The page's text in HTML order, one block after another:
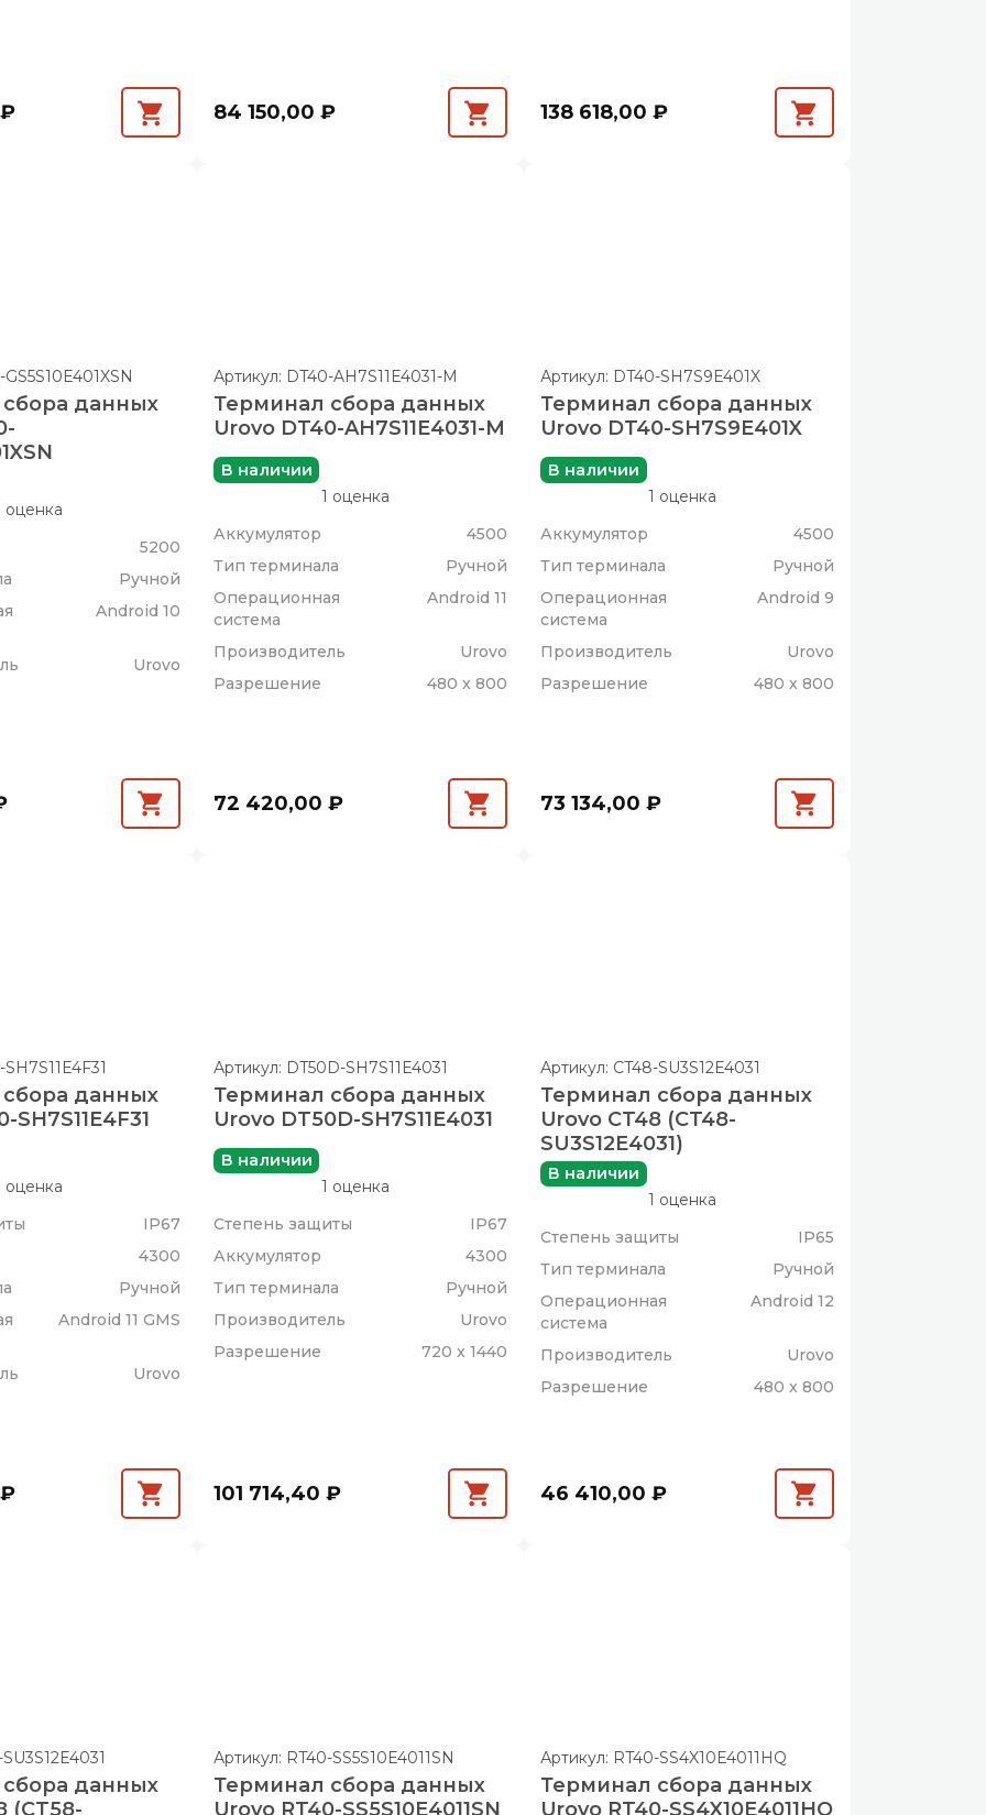
84 150,00 ₽ 138 618,00 ₽
данных
оценка
5200
Ручной
Android 10
Urovo
Артикул: DT40-AH7S11E4031-M
Терминал сбора данных
Urovo DT40-AH7S11E4031-M
В наличии
1 оценка
Аккумулятор
4500
Тип терминала
Ручной
Операционная
система
Android 11
Производитель
Urovo
Разрешение
480 x 800
72 420,00 ₽
Артикул: DT40-SH7S9E401X
Терминал сбора данных
Urovo DT40-SH7S9E401X
В наличии
1 оценка
Аккумулятор
4500
Тип терминала
Ручной
Операционная
система
Android 9
Производитель
Urovo
Разрешение
480 x 800
73 134,00 ₽
данных
SH7S11E4F31
оценка
IP67
4300
Ручной
Android 11 GMS
Urovo
Артикул: DT50D-SH7S11E4031
Терминал сбора данных
Urovo DT50D-SH7S11E4031
В наличии
1 оценка
Степень защиты
IP67
Аккумулятор
4300
Тип терминала
Ручной
Производитель
Urovo
Разрешение
720 x 1440
101 714,40 ₽
Артикул: CT48-SU3S12E4031
Терминал сбора данных
Urovo CT48 (CT48-
SU3S12E4031)
В наличии
1 оценка
Степень защиты
IP65
Тип терминала
Ручной
Операционная
система
Android 12
Производитель
Urovo
Разрешение
480 x 800
46 410,00 ₽
данных
(CT58-
Артикул: RT40-SS5S10E4011SN
Терминал сбора данных
Urovo RT40-SS5S10E4011SN
Артикул: RT40-SS4X10E4011HQ
Терминал сбора данных
Urovo RT40-SS4X10E4011HQ